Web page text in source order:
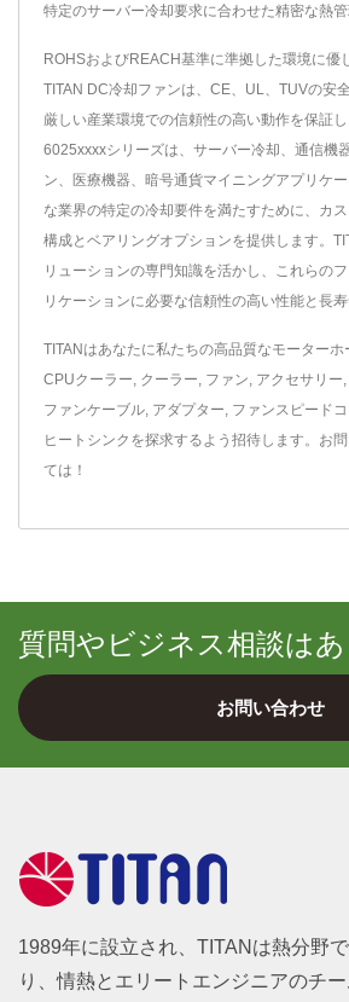
特定のサーバー冷却要求に合わせた精密な熱管
ROHSおよびREACH基準に準拠した環境に優
TITAN DC冷却ファンは、CE、UL、TUVの安
厳しい産業環境での信頼性の高い動作を保証
6025xxxxシリーズは、サーバー冷却、通信機
ン、医療機器、暗号通貨マイニングアプリケ
な業界の特定の冷却要件を満たすために、カ
構成とベアリングオプションを提供します。
リューションの専門知識を活かし、これらの
リケーションに必要な信頼性の高い性能と長寿
TITANはあなたに私たちの高品質なモーターホ
CPUクーラー クーラー ファン アクセサリー
ファンケーブル アダプター ファンスピード
ヒートシンク を探求するよう招待します。 お
ては！
質問やビジネス相談は
お問い合わせ
1989年に設立され、TITANは熱分野
り、情熱とエリートエンジニアのチー